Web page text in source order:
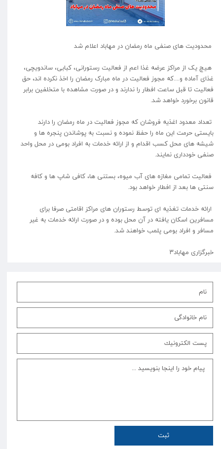
محدودیت های صنفی ماه رمضان در مهاباد اعلام شد
هیچ یک از مراکز عرضه غذا اعم از فعالیت رستورانی، کبابی، ساندویچی،
غذای آماده و....که مجوز فعالیت در ماه مبارک رمضان را اخذ نکرده اند، حق
فعالیت تا قبل ساعت افطار را ندارند و در صورت مشاهده با متخلفین برابر
قانون برخورد خواهد شد.
تعداد معدود اغذیه فروشان که مجوز فعالیت در ماه رمضان را دارند
بایستی حرمت این ماه را حفظ نموده و نسبت به پوشاندن پنجره ها و
شیشه های محل کسب اقدام و از ارائه خدمات به افراد بومی در محل واحد
صنفی خودداری نمایند.
فعالیت تمامی مغازه های آب میوه، بستنی ها، کافی شاپ ها و کافه
سنتی ها بعد از افطار خواهد بود.
ارائه خدمات تغذیه ای توسط رستوران های مراکز اقامتی صرفا برای
مسافرین اسکان یافته در آن محل بوده و در صورت ارائه خدمات به غیر
مسافر و افراد بومی پلمب خواهند شد.
خبرگزاری مهاباد۳
ثبت